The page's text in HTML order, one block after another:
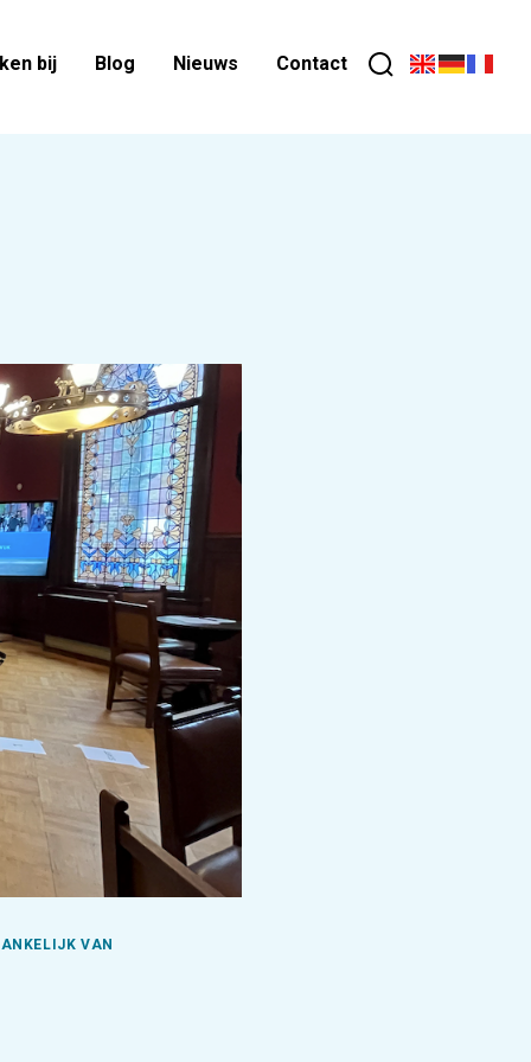
bij Blog Nieuws Contact
VAN